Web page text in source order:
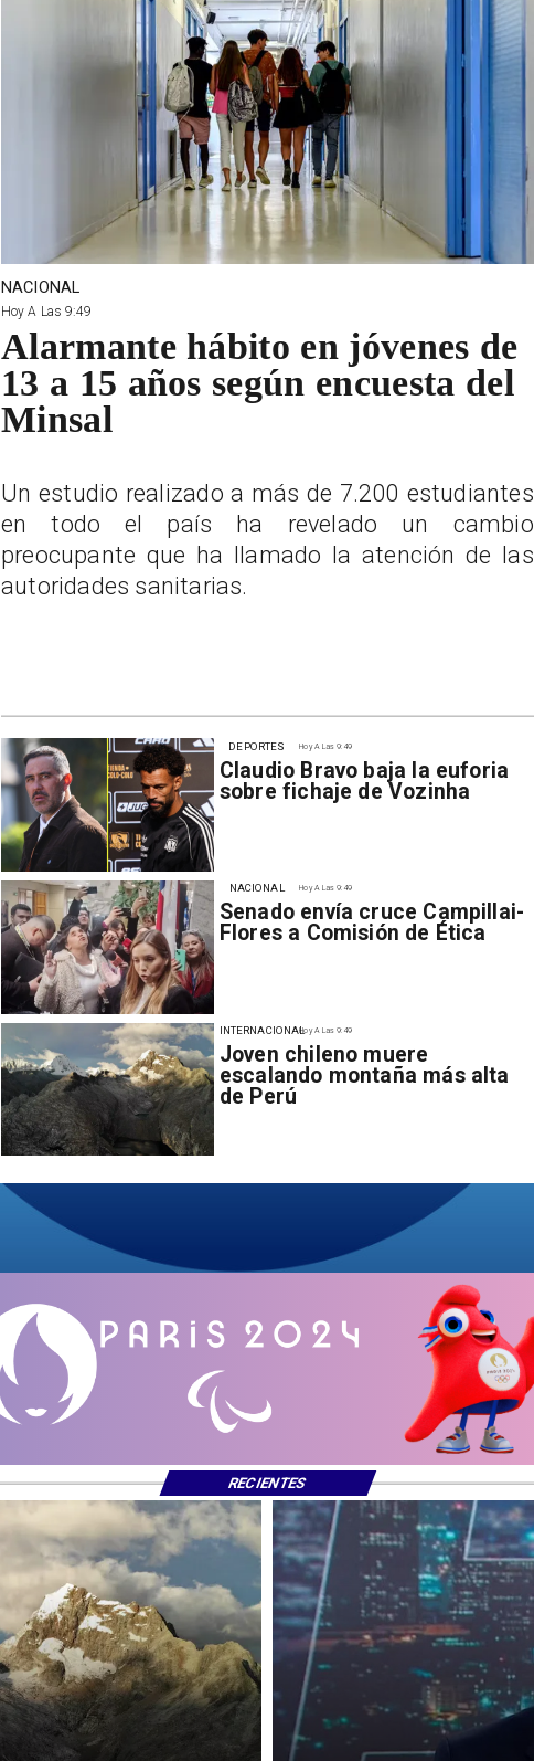
Hoy A Las 9:49
Claudio Bravo baja la euforia
sobre fichaje de Vozinha
DEPORTES
Hoy A Las 9:49
Senado envía cruce Campillai-
Flores a Comisión de Ética
NACIONAL
Hoy A Las 9:49
Joven chileno muere
escalando montaña más alta
de Perú
INTERNACIONAL
NACIONAL
Hoy A Las 9:49
Alarmante hábito en jóvenes de
13 a 15 años según encuesta del
Minsal
Un estudio realizado a más de 7.200 estudiantes
en todo el país ha revelado un cambio
preocupante que ha llamado la atención de las
autoridades sanitarias.
RECIENTES